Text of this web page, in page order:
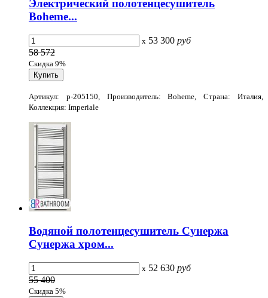
Электрический полотенцесушитель
Boheme...
x 53 300 руб
58 572
Скидка 9%
Артикул: p-205150, Производитель: Boheme, Страна: Италия,
Коллекция: Imperiale
Водяной полотенцесушитель Сунержа
Сунержа хром...
x 52 630 руб
55 400
Скидка 5%